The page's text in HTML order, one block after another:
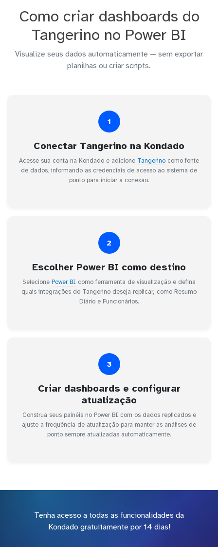
Como criar dashboards do
Tangerino no Power BI
Visualize seus dados automaticamente — sem exportar
planilhas ou criar scripts.
1
Conectar Tangerino na Kondado
Acesse sua conta na Kondado e adicione Tangerino como fonte
de dados, informando as credenciais de acesso ao sistema de
ponto para iniciar a conexão.
2
Escolher Power BI como destino
Selecione Power BI como ferramenta de visualização e defina
quais integrações do Tangerino deseja replicar, como Resumo
Diário e Funcionários.
3
Criar dashboards e configurar
atualização
Construa seus painéis no Power BI com os dados replicados e
ajuste a frequência de atualização para manter as análises de
ponto sempre atualizadas automaticamente.
Tenha acesso a todas as funcionalidades da
Kondado gratuitamente por 14 dias!